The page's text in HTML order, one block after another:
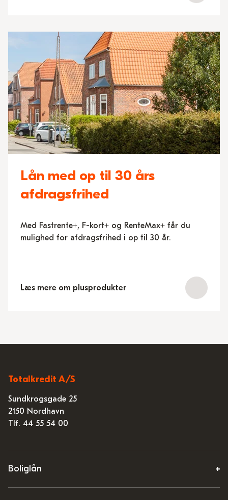
Lån med op til 30 års
afdragsfrihed
Med Fastrente+, F-kort+ og RenteMax+ får du
mulighed for afdragsfrihed i op til 30 år.
Læs mere om plusprodukter
Totalkredit A/S
Sundkrogsgade 25
2150 Nordhavn
Tlf. 44 55 54 00
Boliglån